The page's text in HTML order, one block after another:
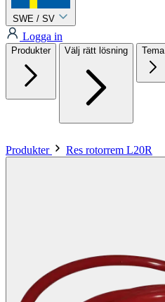
SWE / SV
Logga in
Produkter Välj rätt lösning Tema
Produkter Res rotorrem L20R